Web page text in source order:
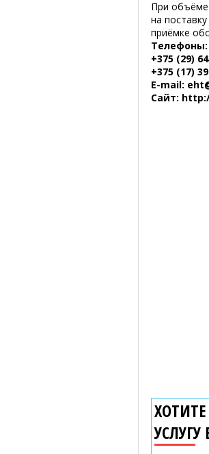
При объёме
на
приёмке
Телефоны:
+375 (29)
+375 (17)
E-mail:
Сайт:
УСЛУГУ